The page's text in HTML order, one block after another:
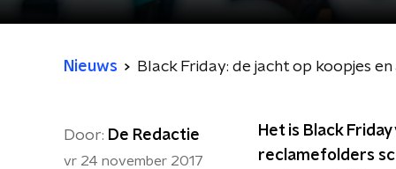
Nieuws Black Friday: de jacht op koopjes
Door: De Redactie
vr 24 november 2017
Het is Black
reclamefolders